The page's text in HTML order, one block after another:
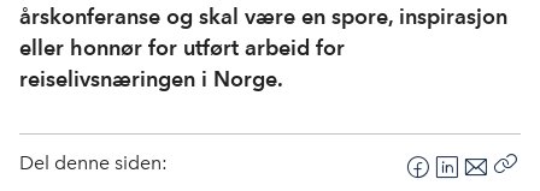
årskonferanse og skal være en spore, inspirasjon
eller honnør for utført arbeid for
reiselivsnæringen i Norge.
Del denne siden:
F
L
E